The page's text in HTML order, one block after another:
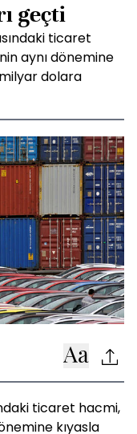
geçti
ticaret
aynı dönemine
dolara
ticaret hacmi,
kıyasla